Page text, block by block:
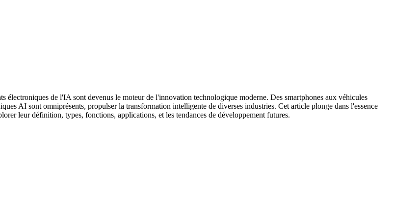
de l'IA sont devenus le moteur de l'innovation technologique moderne. Des smartphones aux véhicules
AI sont omniprésents, propulser la transformation intelligente de diverses industries. Cet article plonge dans l'essence
leur définition, types, fonctions, applications, et les tendances de développement futures.